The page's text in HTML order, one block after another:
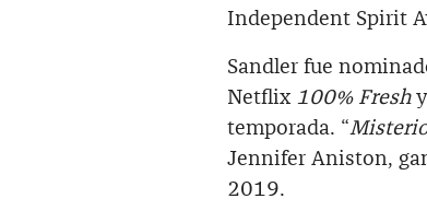
Independent Spirit
Sandler fue
Netflix 100% Freshy
temporada. “
Jennifer Aniston,
2019.